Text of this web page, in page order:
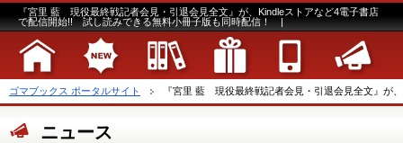
『宮里 藍 現役最終戦記者会見・引退会見全文』が、Kindleストアなど4電子書店
で配信開始!! 試し読みできる無料小冊子版も同時配信！ |
ゴマブックス ポータルサイト 『宮里 藍 現役最終戦記者会見・引退会見全文』が
ニュース